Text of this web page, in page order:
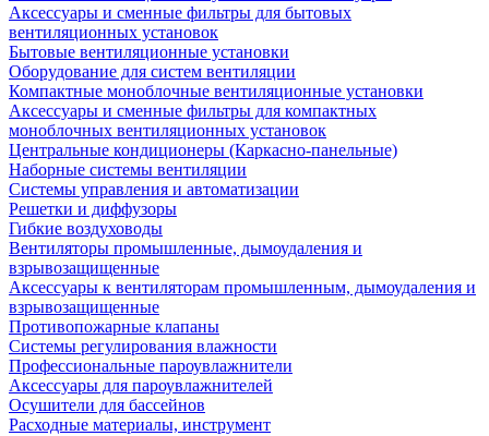
Аксессуары и сменные фильтры для бытовых
вентиляционных установок
Бытовые вентиляционные установки
Оборудование для систем вентиляции
Компактные моноблочные вентиляционные установки
Аксессуары и сменные фильтры для компактных
моноблочных вентиляционных установок
Центральные кондиционеры (Каркасно-панельные)
Наборные системы вентиляции
Системы управления и автоматизации
Решетки и диффузоры
Гибкие воздуховоды
Вентиляторы промышленные, дымоудаления и
взрывозащищенные
Аксессуары к вентиляторам промышленным, дымоудаления и
взрывозащищенные
Противопожарные клапаны
Системы регулирования влажности
Профессиональные пароувлажнители
Аксессуары для пароувлажнителей
Осушители для бассейнов
Расходные материалы, инструмент